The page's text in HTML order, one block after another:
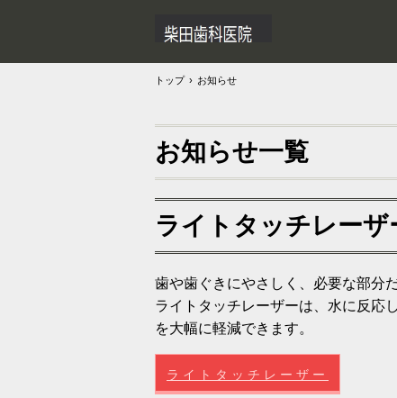
トップ › お知らせ
お知らせ一覧
ライトタッチレーザ
歯や歯ぐきにやさしく、必要な部分
ライトタッチレーザーは、水に反応
を大幅に軽減できます。
ライトタッチレーザー